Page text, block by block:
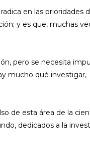
en las prioridades
y es que, muchas
pero se necesita
mucho qué investigar,
de esta área de la
dedicados a la